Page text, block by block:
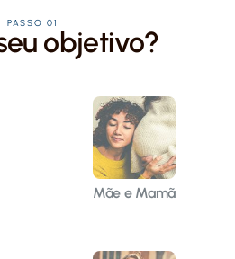
PASSO 01
objetivo?
Mãe e Mamã